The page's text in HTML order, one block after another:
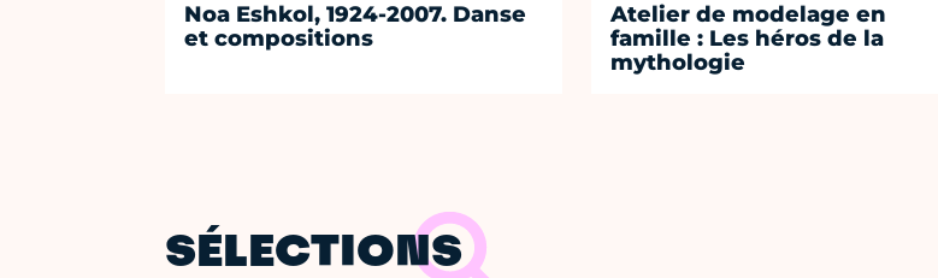
Noa Eshkol, 1924-2007. Danse
et compositions
Atelier de modelage en
famille : Les héros de la
mythologie
SÉLECTIONS